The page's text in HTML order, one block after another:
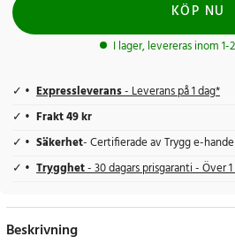
KÖP NU
I lager, levereras inom 1-
Expressleverans- Leverans på 1 dag*
Frakt 49 kr
Säkerhet- Certifierade av Trygg e-handel
Trygghet- 30 dagars prisgaranti - Över
Beskrivning